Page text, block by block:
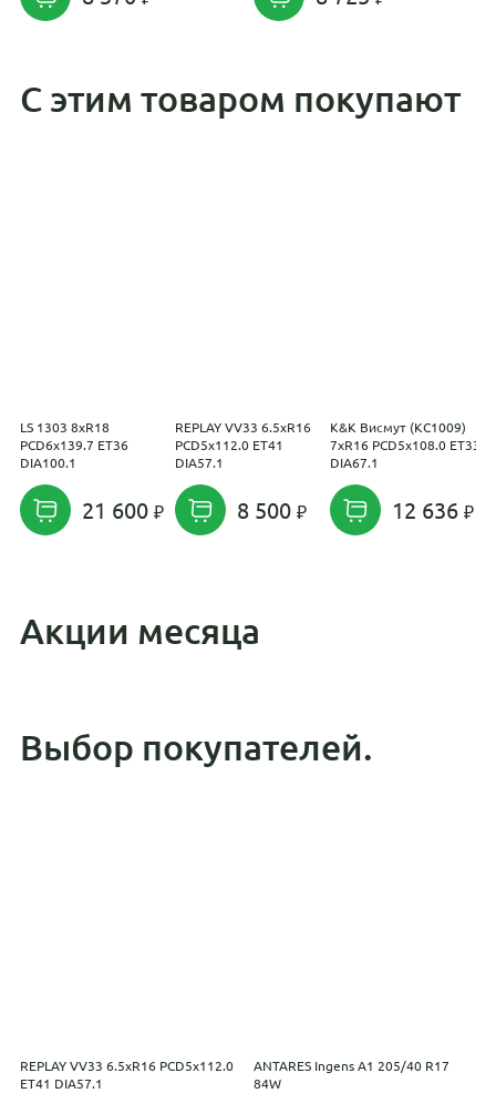
С этим товаром покупают
LS 1303 8xR18
PCD6x139.7 ET36
DIA100.1
21 600
REPLAY VV33 6.5xR16
PCD5x112.0 ET41
DIA57.1
8 500
K&K Висмут (КС1009)
7xR16 PCD5x108.0 ET33
DIA67.1
12 636
Акции месяца
Выбор покупателей.
REPLAY VV33 6.5xR16 PCD5x112.0
ET41 DIA57.1
ANTARES Ingens A1 205/40 R17
84W